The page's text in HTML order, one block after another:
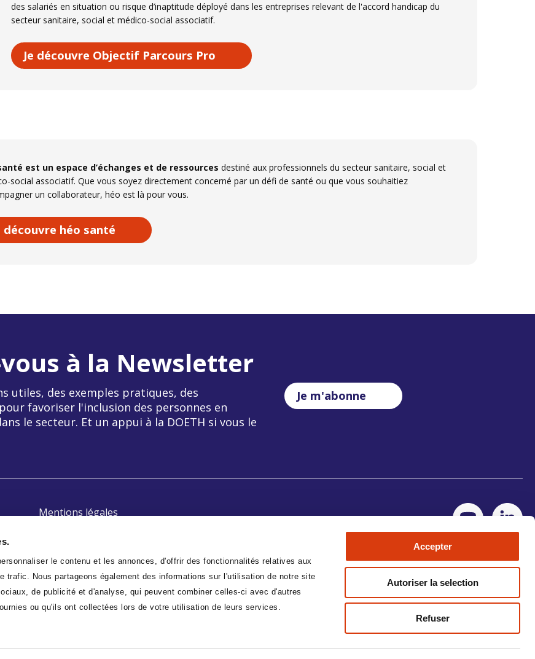
le contenu et les annonces, d'offrir des fonctionnalités relatives aux
trafic. Nous partageons également des informations sur l'utilisation de notre site
de publicité et d'analyse, qui peuvent combiner celles-ci avec d'autres
ou qu'ils ont collectées lors de votre utilisation de leurs services.
Accepter
Autoriser la selection
Refuser
des salariés en situation ou risque d’inaptitude déployé dans les entreprises relevant de l'accord handicap du
secteur sanitaire, social et médico-social associatif.
Je découvre Objectif Parcours Pro
est un espace d’échanges et de ressources destiné aux professionnels du secteur sanitaire, social et
social associatif. Que vous soyez directement concerné par un défi de santé ou que vous souhaitiez
un collaborateur, héo est là pour vous.
découvre héo santé
à la Newsletter
utiles, des exemples pratiques, des
favoriser l'inclusion des personnes en
le secteur. Et un appui à la DOETH si vous le
Je m'abonne
Mentions légales
Website Carbon No Result